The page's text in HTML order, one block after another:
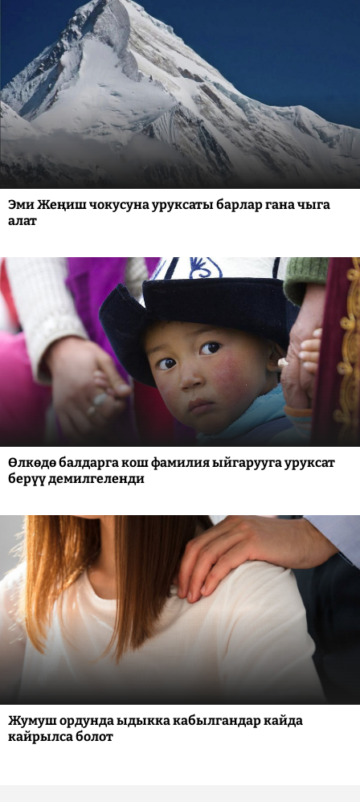
Эми Жеңиш чокусуна уруксаты барлар гана чыга
алат
Өлкөдө балдарга кош фамилия ыйгарууга уруксат
берүү демилгеленди
Жумуш ордунда ыдыкка кабылгандар кайда
кайрылса болот